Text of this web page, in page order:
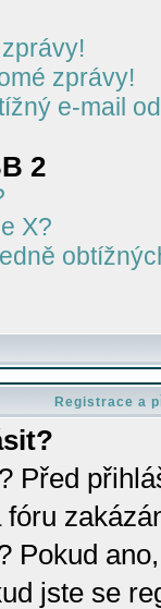
zprávy!
e-mail
2
X?
Registrace a
Před
Pokud
jste se